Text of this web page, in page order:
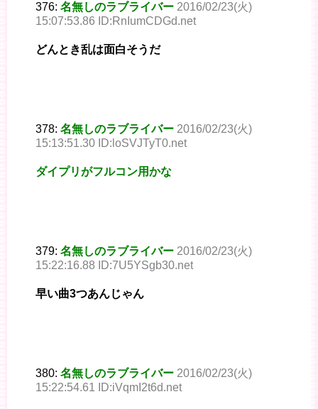
376: 名無しのラブライバー 2016/02/23(火)
15:07:53.86 ID:RnIumCDGd.net
どんとき乱は面白そうだ
378: 名無しのラブライバー 2016/02/23(火)
15:13:51.30 ID:loSVJTyT0.net
ダイプリがフルコン用かな
379: 名無しのラブライバー 2016/02/23(火)
15:22:16.88 ID:7U5YSgb30.net
早い曲3つあんじゃん
380: 名無しのラブライバー 2016/02/23(火)
15:22:54.61 ID:iVqmI2t6d.net